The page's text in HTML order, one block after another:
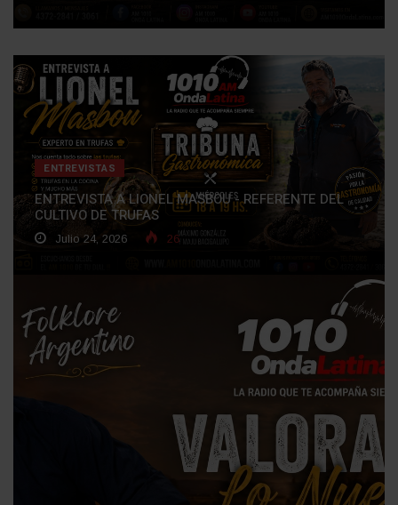
ENTREVISTAS
ENTREVISTA A LIONEL MASBOU - REFERENTE DEL
CULTIVO DE TRUFAS
Julio 24, 2026 26